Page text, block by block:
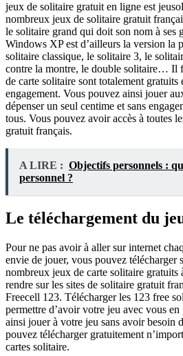
jeux de solitaire gratuit en ligne est
nombreux jeux de solitaire gratuit
le solitaire grand qui doit son nom à ses
Windows XP est d’ailleurs la version la
solitaire classique, le solitaire 3, le
contre la montre, le double solitaire… Il
de carte solitaire sont totalement gratuits
engagement. Vous pouvez ainsi jouer
dépenser un seul centime et sans
tous. Vous pouvez avoir accès à toutes
gratuit français.
A LIRE : Objectifs personnels :
personnel ?
Le téléchargement du
Pour ne pas avoir à aller sur internet
envie de jouer, vous pouvez télécharger
nombreux jeux de carte solitaire gratuits
rendre sur les sites de solitaire gratuit
Freecell 123. Télécharger les 123 free
permettre d’avoir votre jeu avec vous
ainsi jouer à votre jeu sans avoir besoin
pouvez télécharger gratuitement
cartes solitaire.